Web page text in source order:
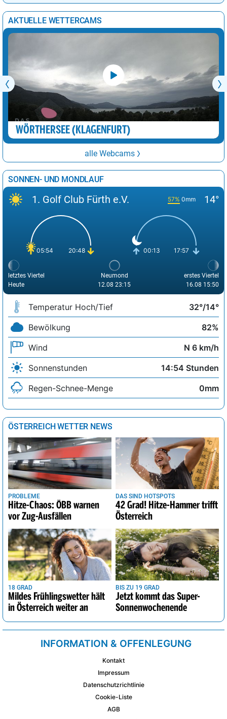
AKTUELLE WETTERCAMS
WÖRTHERSEE (KLAGENFURT)
alle Webcams
SONNEN- UND MONDLAUF
1. Golf Club Fürth e.V. 57% 0mm 14°
05:54 20:48 00:13 17:57
letztes Viertel
Heute
Neumond
12.08 23:15
erstes Viertel
16.08 15:50
Temperatur Hoch/Tief
32°/14°
Bewölkung
82%
Wind
N 6 km/h
Sonnenstunden
14:54 Stunden
Regen-Schnee-Menge
0mm
ÖSTERREICH WETTER NEWS
PROBLEME
Hitze-Chaos: ÖBB warnen
vor Zug-Ausfällen
DAS SIND HOTSPOTS
42 Grad! Hitze-Hammer trifft
Österreich
18 GRAD
Mildes Frühlingswetter hält
in Österreich weiter an
BIS ZU 19 GRAD
Jetzt kommt das Super-
Sonnenwochenende
INFORMATION & OFFENLEGUNG
Kontakt
Impressum
Datenschutzrichtlinie
Cookie-Liste
AGB